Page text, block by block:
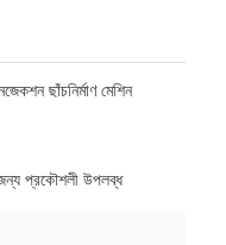
ছাঁচনির্মাণ মেশিন
জন্য প্রকৌশলী উপলব্ধ